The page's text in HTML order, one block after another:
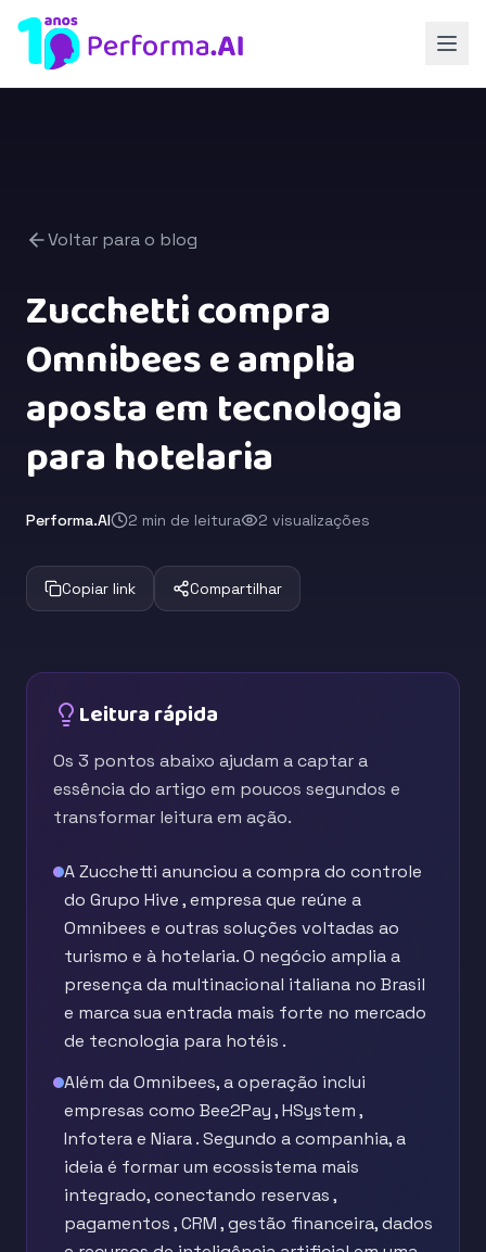
Voltar para o blog
Zucchetti compra
Omnibees e amplia
aposta em tecnologia
para hotelaria
Performa.AI 2 min de leitura 2 visualizações
Copiar link Compartilhar
Leitura rápida
Os 3 pontos abaixo ajudam a captar a
essência do artigo em poucos segundos e
transformar leitura em ação.
A Zucchetti anunciou a compra do controle
do Grupo Hive , empresa que reúne a
Omnibees e outras soluções voltadas ao
turismo e à hotelaria. O negócio amplia a
presença da multinacional italiana no Brasil
e marca sua entrada mais forte no mercado
de tecnologia para hotéis .
Além da Omnibees, a operação inclui
empresas como Bee2Pay , HSystem ,
Infotera e Niara . Segundo a companhia, a
ideia é formar um ecossistema mais
integrado, conectando reservas ,
pagamentos , CRM , gestão financeira, dados